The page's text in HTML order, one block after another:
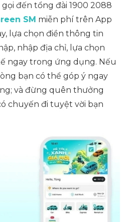
gọi đến tổng đài 1900 2088
SM miễn phí trên App
lựa chọn điền thông tin
nhập địa chỉ, lựa chọn
ngay trong ứng dụng. Nếu
bạn có thể góp ý ngay
và đừng quên thưởng
chuyến đi tuyệt vời bạn